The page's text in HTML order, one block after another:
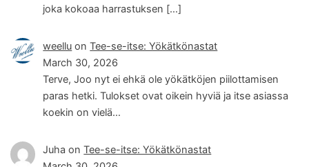
joka kokoaa harrastuksen […]
weellu onTee-se-itse: Yökätkönastat
March 30, 2026
Terve, Joo nyt ei ehkä ole yökätköjen piilottamisen
paras hetki. Tulokset ovat oikein hyviä ja itse asiassa
koekin on vielä…
Juha onTee-se-itse: Yökätkönastat